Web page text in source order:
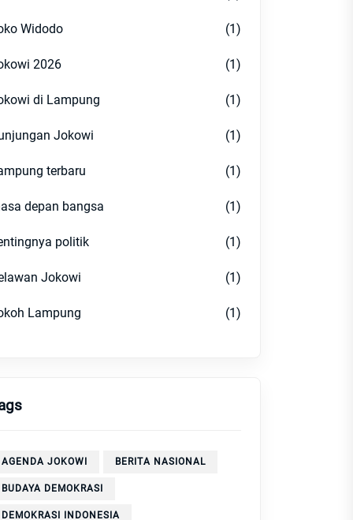
Widodo (1)
2026 (1)
di Lampung (1)
Jokowi (1)
terbaru (1)
depan bangsa (1)
politik (1)
Jokowi (1)
Lampung (1)
AGENDA JOKOWI BERITA NASIONAL
BUDAYA DEMOKRASI
DEMOKRASI INDONESIA